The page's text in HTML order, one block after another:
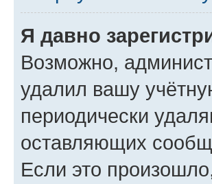
Я давно
Возможно,
удалил вашу
периодически
оставляющих
Если это